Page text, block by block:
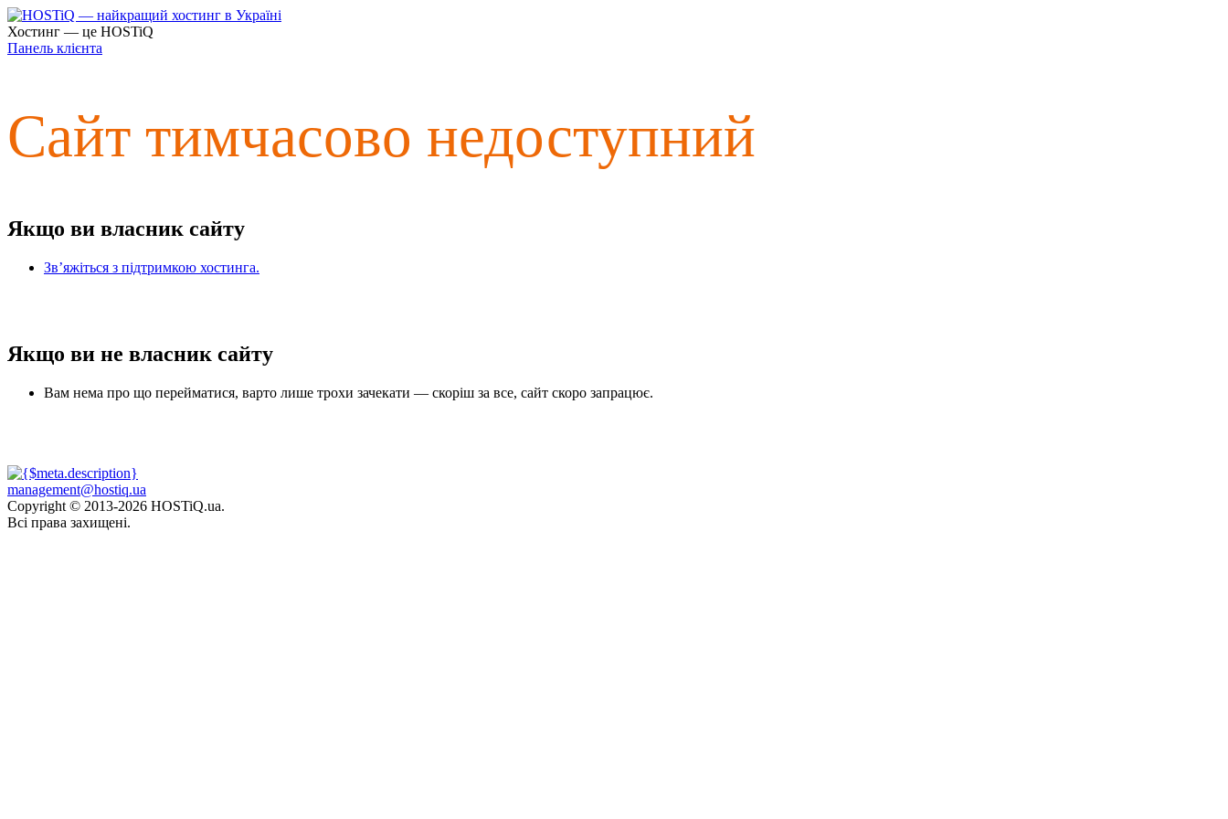
Хостинг — це HOSTiQ
Панель клієнта
Сайт тимчасово недоступний
Якщо ви власник сайту
Зв’яжіться з підтримкою хостинга.
Якщо ви не власник сайту
Вам нема про що перейматися, варто лише трохи зачекати — скоріш за все, сайт скоро запрацює.
management@hostiq.ua
Copyright © 2013-2026 HOSTiQ.ua.
Всі права захищені.